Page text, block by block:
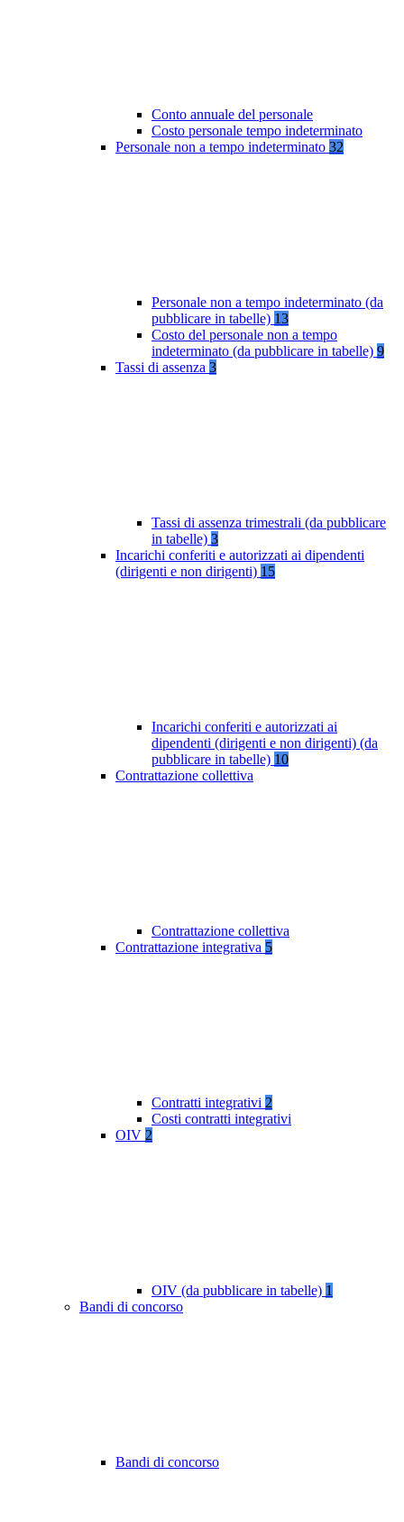
Conto annuale del personale
Costo personale tempo indeterminato
Personale non a tempo indeterminato 32
Personale non a tempo indeterminato (da
pubblicare in tabelle) 13
Costo del personale non a tempo
indeterminato (da pubblicare in tabelle) 9
Tassi di assenza 3
Tassi di assenza trimestrali (da pubblicare
in tabelle) 3
Incarichi conferiti e autorizzati ai dipendenti
(dirigenti e non dirigenti) 15
Incarichi conferiti e autorizzati ai
dipendenti (dirigenti e non dirigenti) (da
pubblicare in tabelle) 10
Contrattazione collettiva
Contrattazione collettiva
Contrattazione integrativa 5
Contratti integrativi 2
Costi contratti integrativi
OIV 2
OIV (da pubblicare in tabelle) 1
Bandi di concorso
Bandi di concorso